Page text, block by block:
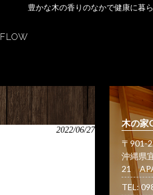
豊かな木の香りのなかで健康に暮
FLOW
2022/06/27
木の家
〒901-
沖縄県
21
TEL: